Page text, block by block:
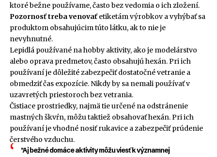
ktoré bežne používame, často bez vedomia o ich zložení.
Pozornosť treba venovať etiketám výrobkov a vyhýbať sa
produktom obsahujúcim túto látku, ak to nie je
nevyhnutné.
Lepidlá používané na hobby aktivity, ako je modelárstvo
alebo oprava predmetov, často obsahujú hexán. Pri ich
používaní je dôležité zabezpečiť dostatočné vetranie a
obmedziť čas expozície. Nikdy by sa nemali používať v
uzavretých priestoroch bez vetrania.
Čistiace prostriedky, najmä tie určené na odstránenie
mastných škvŕn, môžu taktiež obsahovať hexán. Pri ich
používaní je vhodné nosiť rukavice a zabezpečiť prúdenie
čerstvého vzduchu.
"Aj bežné domáce aktivity môžu viesť k významnej